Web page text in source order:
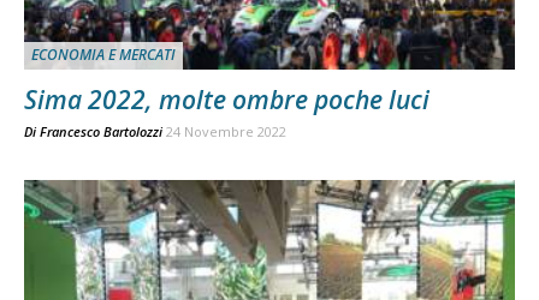
ECONOMIA E MERCATI
Sima 2022, molte ombre poche luci
Di Francesco Bartolozzi 24 Novembre 2022